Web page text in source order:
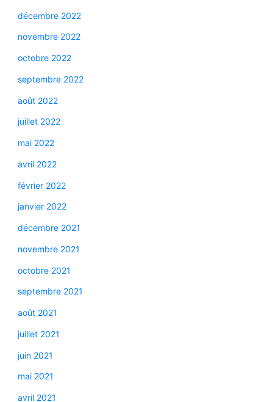
décembre 2022
novembre 2022
octobre 2022
septembre 2022
août 2022
juillet 2022
mai 2022
avril 2022
février 2022
janvier 2022
décembre 2021
novembre 2021
octobre 2021
septembre 2021
août 2021
juillet 2021
juin 2021
mai 2021
avril 2021